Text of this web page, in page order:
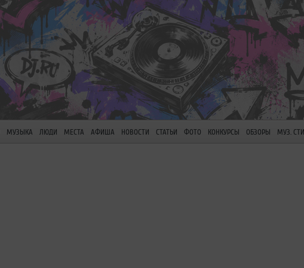
МУЗЫКА ЛЮДИ МЕСТА АФИША НОВОСТИ СТАТЬИ ФОТО КОНКУРСЫ ОБЗОРЫ МУЗ.